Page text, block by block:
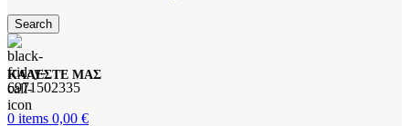
Search
ΚΑΛΕΣΤΕ ΜΑΣ
6971502335
0 items 0,00 €